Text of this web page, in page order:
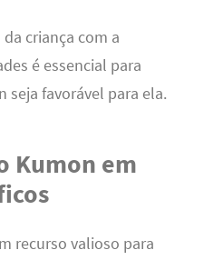
criança com a
é essencial para
seja favorável para ela.
Kumon em
recurso valioso para